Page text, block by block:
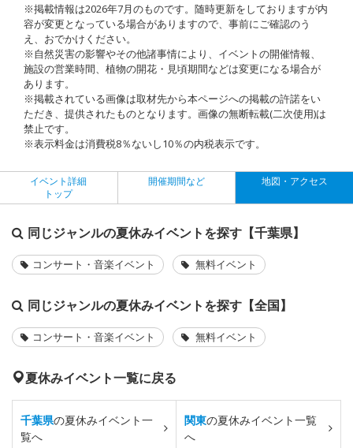
※掲載情報は2026年7月のものです。随時更新をしておりますが内
容が変更となっている場合がありますので、事前にご確認のう
え、おでかけください。
※自然災害の影響やその他諸事情により、イベントの開催情報、
施設の営業時間、植物の開花・見頃期間などは変更になる場合が
あります。
※掲載されている画像は取材先から本ページへの掲載の許諾をい
ただき、提供されたものとなります。画像の無断転載(二次使用)は
禁止です。
※表示料金は消費税8％ないし10％の内税表示です。
イベント詳細
トップ
開催期間など 地図・アクセス
同じジャンルの夏休みイベントを探す【千葉県】
コンサート・音楽イベント 無料イベント
同じジャンルの夏休みイベントを探す【全国】
コンサート・音楽イベント 無料イベント
夏休みイベント一覧に戻る
千葉県の夏休みイベント一
覧へ
関東の夏休みイベント一覧
へ